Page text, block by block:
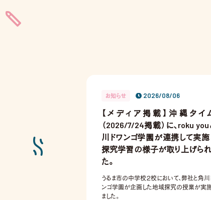
お知らせ 2026/08/06
【メディア掲載】沖縄タイ
（2026/7/24掲載）に、roku you
川ドワンゴ学園が連携して実施
探究学習の様子が取り上げられ
た。
うるま市の中学校２校において、弊社と角川
ンゴ学園が企画した地域探究の授業が実
ました。